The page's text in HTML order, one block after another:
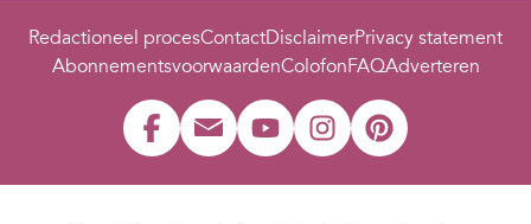
Redactioneel procesContactDisclaimerPrivacy statement
AbonnementsvoorwaardenColofonFAQAdverteren